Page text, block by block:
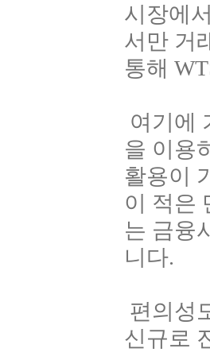
시장에
서만 거
통해
여기에
을 이용
활용이
이 적은
는 금융
니다.
편의성
신규로